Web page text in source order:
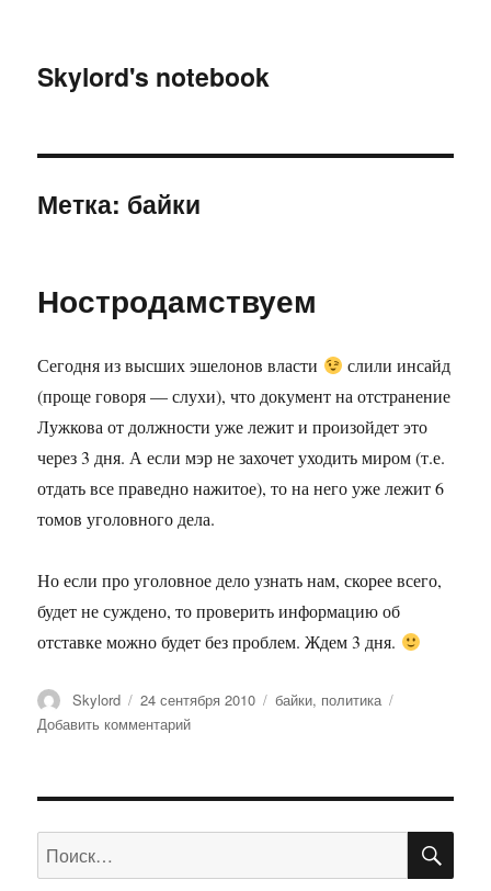
Skylord's notebook
Метка: байки
Ностродамствуем
Сегодня из высших эшелонов власти
слили инсайд
(проще говоря — слухи), что документ на отстранение
Лужкова от должности уже лежит и произойдет это
через 3 дня. А если мэр не захочет уходить миром (т.е.
отдать все праведно нажитое), то на него уже лежит 6
томов уголовного дела.
Но если про уголовное дело узнать нам, скорее всего,
будет не суждено, то проверить информацию об
отставке можно будет без проблем. Ждем 3 дня.
Автор
Skylord Опубликовано
24 сентября 2010 Метки
байки, политика
Добавить комментарийк
Искать: